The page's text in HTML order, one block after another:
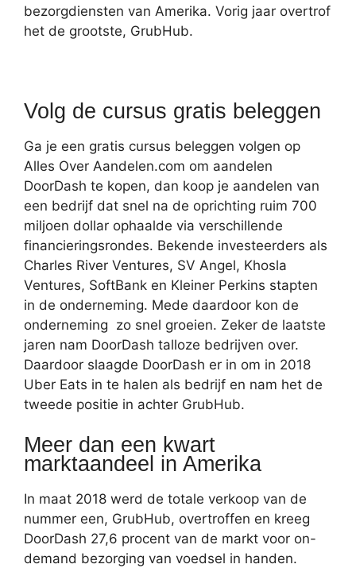
bezorgdiensten van Amerika. Vorig jaar overtrof
het de grootste, GrubHub.
Volg de cursus gratis beleggen
Ga je een gratis cursus beleggen volgen op
Alles Over Aandelen.com om aandelen
DoorDash te kopen, dan koop je aandelen van
een bedrijf dat snel na de oprichting ruim 700
miljoen dollar ophaalde via verschillende
financieringsrondes. Bekende investeerders als
Charles River Ventures, SV Angel, Khosla
Ventures, SoftBank en Kleiner Perkins stapten
in de onderneming. Mede daardoor kon de
onderneming zo snel groeien. Zeker de laatste
jaren nam DoorDash talloze bedrijven over.
Daardoor slaagde DoorDash er in om in 2018
Uber Eats in te halen als bedrijf en nam het de
tweede positie in achter GrubHub.
Meer dan een kwart
marktaandeel in Amerika
In maat 2018 werd de totale verkoop van de
nummer een, GrubHub, overtroffen en kreeg
DoorDash 27,6 procent van de markt voor on-
demand bezorging van voedsel in handen.